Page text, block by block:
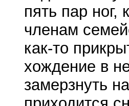
пять пар
членам
как-то
хождение в
замерзнуть